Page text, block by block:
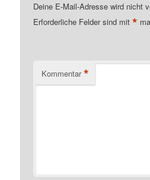
Deine E-Mail-Adresse wird nicht
Erforderliche Felder sind mit*
Kommentar *